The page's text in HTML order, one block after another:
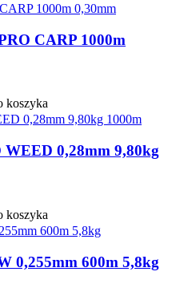
CARP 1000m
koszyka
0,28mm 9,80kg
koszyka
0,255mm 600m 5,8kg